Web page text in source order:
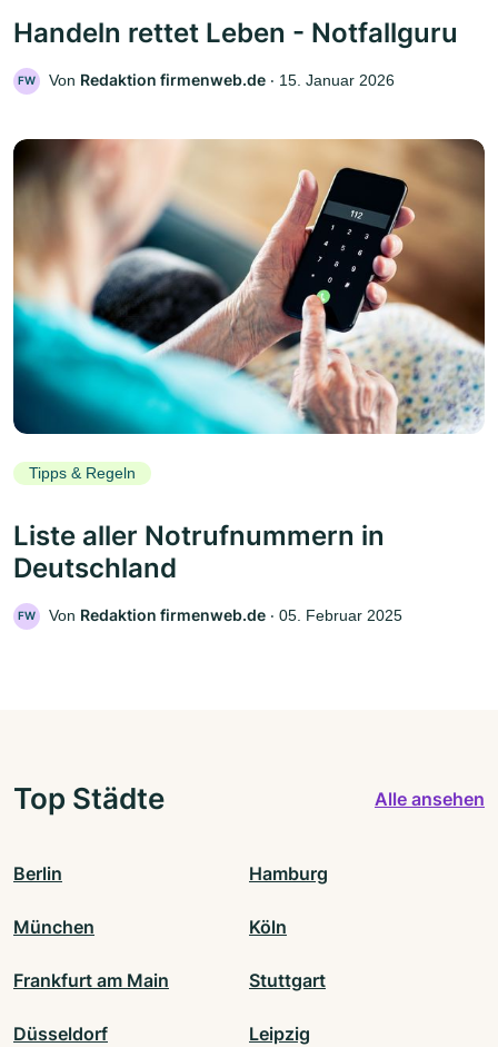
Handeln rettet Leben - Notfallguru
FW Von Redaktion firmenweb.de ‧ 15. Januar 2026
Tipps & Regeln
Liste aller Notrufnummern in
Deutschland
FW Von Redaktion firmenweb.de ‧ 05. Februar 2025
Top Städte Alle ansehen
Berlin Hamburg
München Köln
Frankfurt am Main Stuttgart
Düsseldorf Leipzig